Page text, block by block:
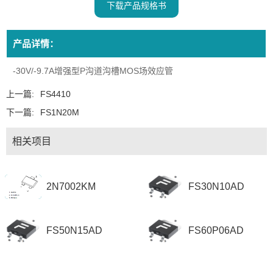
下载产品规格书
产品详情：
-30V/-9.7A增强型P沟道沟槽MOS场效应管
上一篇:
FS4410
下一篇:
FS1N20M
相关项目
2N7002KM FS30N10AD
FS50N15AD FS60P06AD